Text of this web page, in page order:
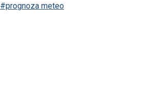
#prognoza meteo